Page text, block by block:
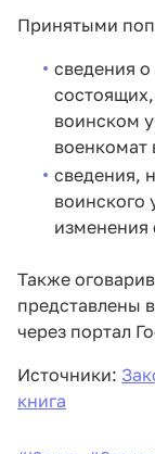
Принятыми
сведения
воинском
военкомат
сведения,
воинского
изменения
Также
представлены
через портал
Источники:
книга